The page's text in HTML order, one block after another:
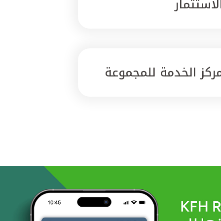
الخدمة للمجموعة